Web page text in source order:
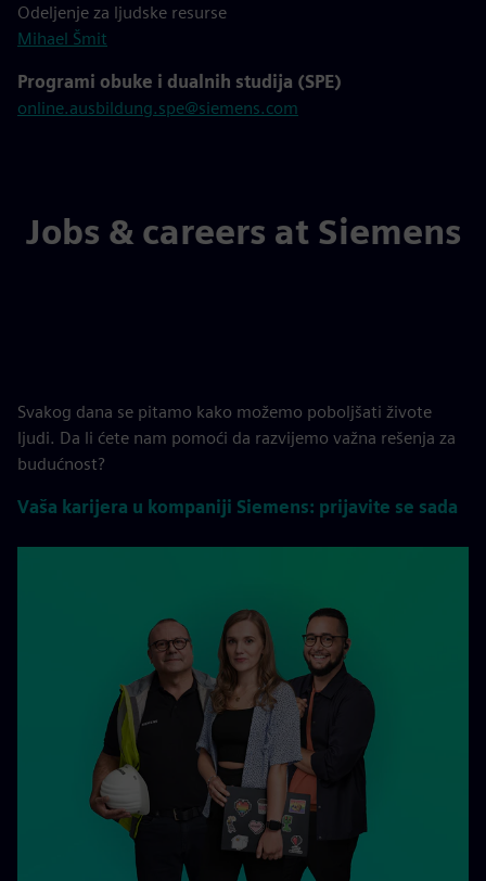
Odeljenje za ljudske resurse
Mihael Šmit
Programi obuke i dualnih studija (SPE)
online.ausbildung.spe@siemens.com
Jobs & careers at Siemens
Svakog dana se pitamo kako možemo poboljšati živote
ljudi. Da li ćete nam pomoći da razvijemo važna rešenja za
budućnost?
Vaša karijera u kompaniji Siemens: prijavite se sada